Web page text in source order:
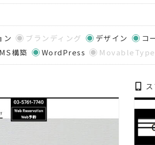
ン ブランディング デザイン コ
構築 WordPress MovableType